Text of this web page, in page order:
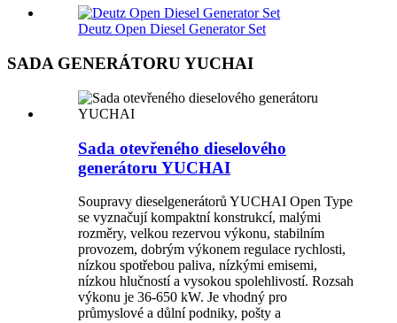
Deutz Open Diesel Generator Set
SADA GENERÁTORU YUCHAI
Sada otevřeného dieselového
generátoru YUCHAI
Soupravy dieselgenerátorů YUCHAI Open Type
se vyznačují kompaktní konstrukcí, malými
rozměry, velkou rezervou výkonu, stabilním
provozem, dobrým výkonem regulace rychlosti,
nízkou spotřebou paliva, nízkými emisemi,
nízkou hlučností a vysokou spolehlivostí. Rozsah
výkonu je 36-650 kW. Je vhodný pro
průmyslové a důlní podniky, pošty a